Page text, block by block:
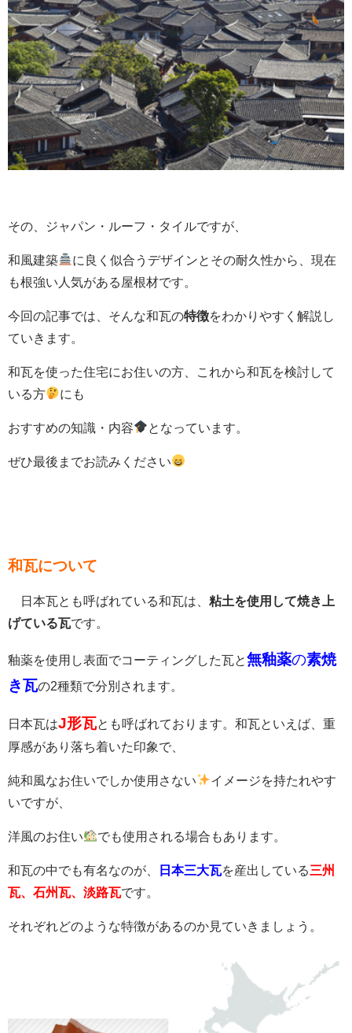
その、ジャパン・ルーフ・タイルですが、
和風建築
に良く似合うデザインとその耐久性から、現在
も根強い人気がある屋根材です。
今回の記事では、そんな和瓦の特徴をわかりやすく解説し
ていきます。
和瓦を使った住宅にお住いの方、これから和瓦を検討して
いる方
にも
おすすめの知識・内容 となっています。
ぜひ最後までお読みください
和瓦について
日本瓦とも呼ばれている和瓦は、 粘土を使用して焼き上
げている瓦です。
釉薬を使用し表面でコーティングした瓦と無釉薬の素焼
き瓦の2種類で分別されます。
日本瓦はJ形瓦とも呼ばれております。和瓦といえば、重
厚感があり落ち着いた印象で、
純和風なお住いでしか使用さない
イメージを持たれやす
いですが、
洋風のお住い でも使用される場合もあります。
和瓦の中でも有名なのが、 日本三大瓦を産出している三州
瓦、石州瓦、淡路瓦です。
それぞれどのような特徴があるのか見ていきましょう。